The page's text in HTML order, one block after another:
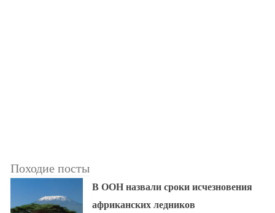
Походие посты
В ООН назвали сроки исчезновения
африканских ледников